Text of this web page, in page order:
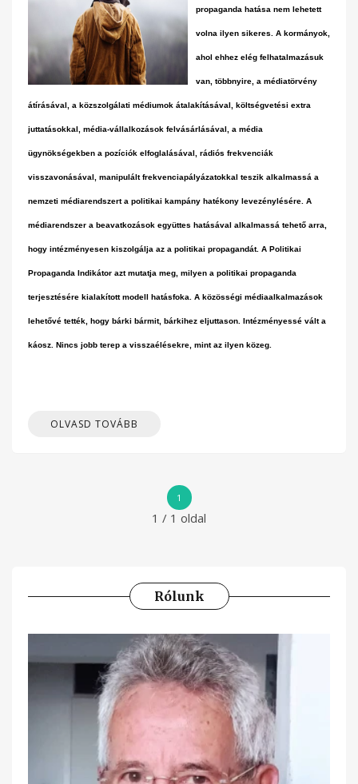
propaganda hatása nem lehetett
volna ilyen sikeres. A kormányok,
ahol ehhez elég felhatalmazásuk
van, többnyire, a médiatörvény
átírásával, a közszolgálati médiumok átalakításával, költségvetési extra
juttatásokkal, média-vállalkozások felvásárlásával, a média
ügynökségekben a pozíciók elfoglalásával, rádiós frekvenciák
visszavonásával, manipulált frekvenciapályázatokkal teszik alkalmassá a
nemzeti médiarendszert a politikai kampány hatékony levezénylésére. A
médiarendszer a beavatkozások együttes hatásával alkalmassá tehető arra,
hogy intézményesen kiszolgálja az a politikai propagandát. A Politikai
Propaganda Indikátor azt mutatja meg, milyen a politikai propaganda
terjesztésére kialakított modell hatásfoka. A közösségi médiaalkalmazások
lehetővé tették, hogy bárki bármit, bárkihez eljuttason. Intézményessé vált a
káosz. Nincs jobb terep a visszaélésekre, mint az ilyen közeg.
OLVASD TOVÁBB
1
1 / 1 oldal
Rólunk